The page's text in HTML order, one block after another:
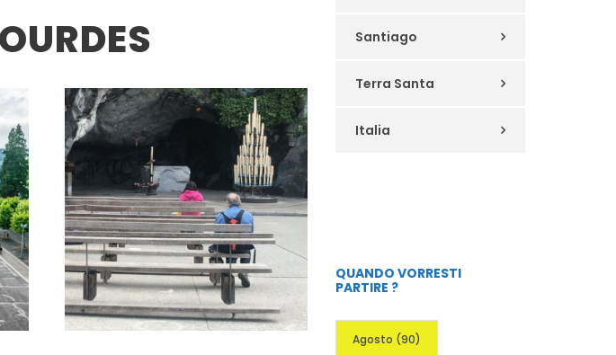
Santiago
Terra Santa
Italia
QUANDO VORRESTI
PARTIRE ?
Agosto (90)